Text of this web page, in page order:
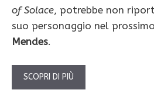
of Solace, potrebbe non
suo personaggio nel prossimo
Mendes.
SCOPRI DI PIÙ